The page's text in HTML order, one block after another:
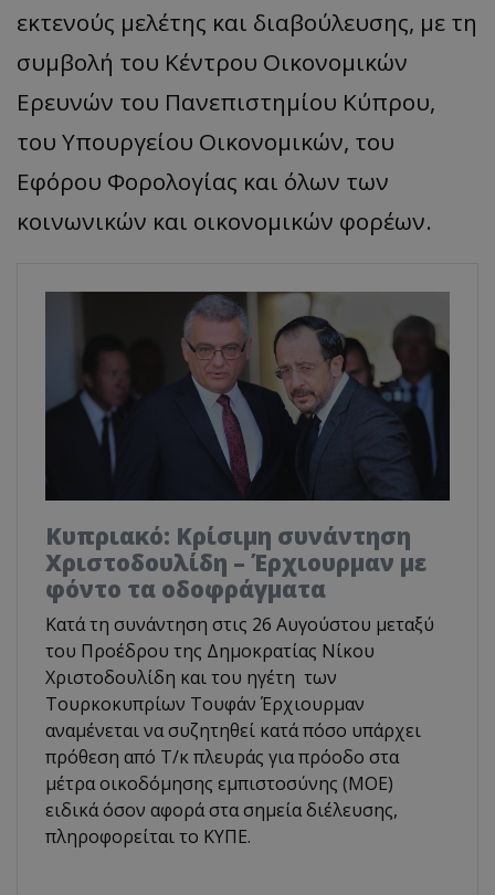
εκτενούς μελέτης και διαβούλευσης, με τη
συμβολή του Κέντρου Οικονομικών
Ερευνών του Πανεπιστημίου Κύπρου,
του Υπουργείου Οικονομικών, του
Εφόρου Φορολογίας και όλων των
κοινωνικών και οικονομικών φορέων.
Κυπριακό: Κρίσιμη συνάντηση
Χριστοδουλίδη – Έρχιουρμαν με
φόντο τα οδοφράγματα
Κατά τη συνάντηση στις 26 Αυγούστου μεταξύ
του Προέδρου της Δημοκρατίας Νίκου
Χριστοδουλίδη και του ηγέτη των
Τουρκοκυπρίων Τουφάν Έρχιουρμαν
αναμένεται να συζητηθεί κατά πόσο υπάρχει
πρόθεση από Τ/κ πλευράς για πρόοδο στα
μέτρα οικοδόμησης εμπιστοσύνης (ΜΟΕ)
ειδικά όσον αφορά στα σημεία διέλευσης,
πληροφορείται το ΚΥΠΕ.